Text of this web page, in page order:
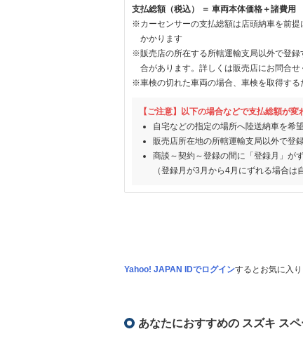
支払総額（税込） ＝ 車両本体価格＋諸費用
※カーセンサーの支払総額は店頭納車を前
かかります
※販売店の所在する所轄運輸支局以外で登
合があります。詳しくは販売店にお問合せ
※車検の切れた車両の場合、車検を取得す
【ご注意】以下の場合などで支払総額が変
自宅などの指定の場所へ陸送納車を希
販売店所在地の所轄運輸支局以外で登
商談～契約～登録の間に「登録月」が
（登録月が3月から4月にずれる場合は
Yahoo! JAPAN IDでログインするとお気に入
あなたにおすすめの スズキ ス